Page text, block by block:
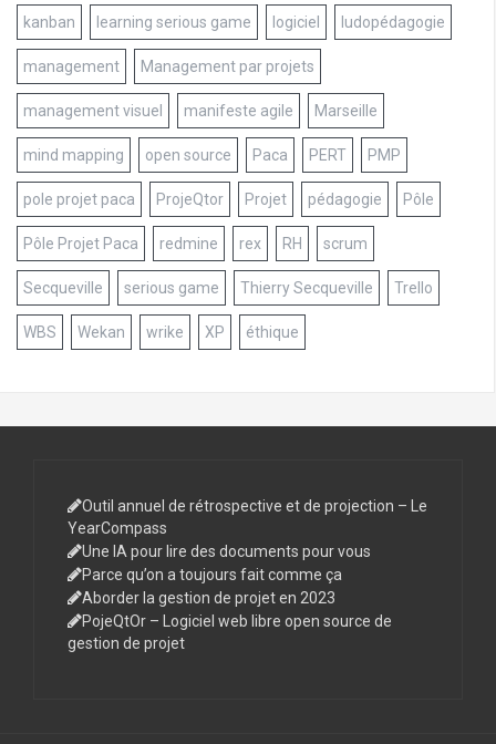
kanban learning serious game logiciel ludopédagogie
management Management par projets
management visuel manifeste agile Marseille
mind mapping open source Paca PERT PMP
pole projet paca ProjeQtor Projet pédagogie Pôle
Pôle Projet Paca redmine rex RH scrum
Secqueville serious game Thierry Secqueville Trello
WBS Wekan wrike XP éthique
Outil annuel de rétrospective et de projection – Le
YearCompass
Une IA pour lire des documents pour vous
Parce qu’on a toujours fait comme ça
Aborder la gestion de projet en 2023
PojeQtOr – Logiciel web libre open source de
gestion de projet